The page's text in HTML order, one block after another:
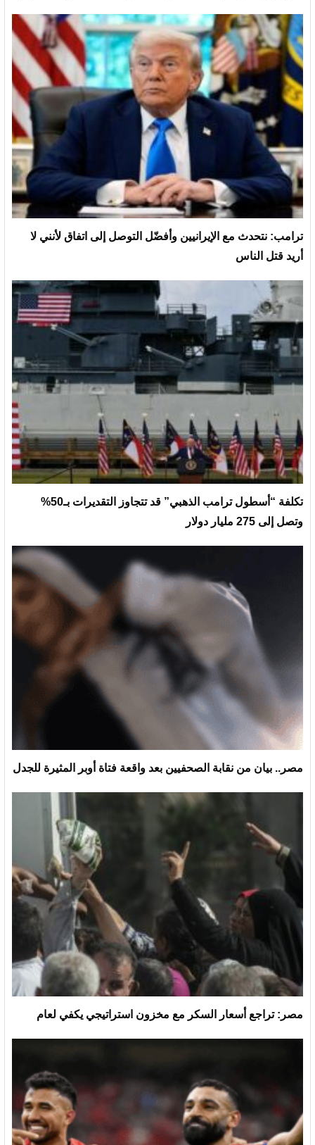
ترامب: نتحدث مع الإيرانيين وأفضّل التوصل إلى اتفاق لأنني لا
أريد قتل الناس
تكلفة “أسطول ترامب الذهبي” قد تتجاوز التقديرات بـ50%
وتصل إلى 275 مليار دولار
مصر.. بيان من نقابة الصحفيين بعد واقعة فتاة أوبر المثيرة للجدل
مصر: تراجع أسعار السكر مع مخزون استراتيجي يكفي لعام